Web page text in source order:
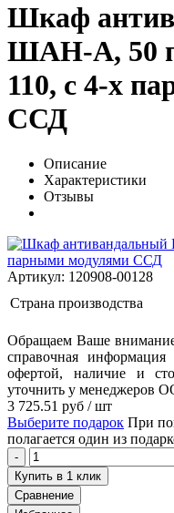
Шкаф
ШАН-А, 50
110, с 4-х
ССД
Описание
Характеристики
Отзывы
Артикул: 120908-00128
Страна производства
Обращаем Ваше
справочная
офертой, наличие и
уточнить у менеджеров
3 725.51 руб / шт
Выберите подарок При
полагается один из
Купить в 1 клик
Сравнение